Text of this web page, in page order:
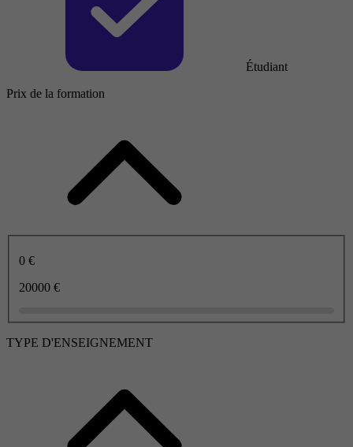
Étudiant
Prix de la formation
0 €
20000 €
TYPE D'ENSEIGNEMENT